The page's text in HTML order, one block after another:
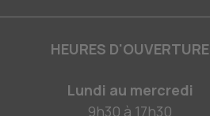
HEURES D'OUVERTURE
Lundi au mercredi
9h30 à 17h30